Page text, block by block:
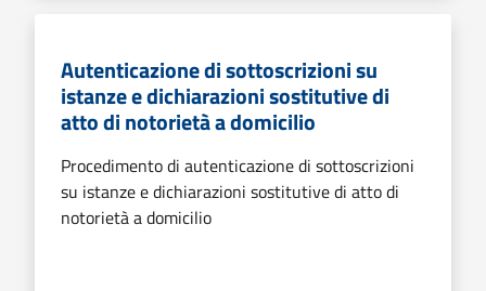
Autenticazione di sottoscrizioni su
istanze e dichiarazioni sostitutive di
atto di notorietà a domicilio
Procedimento di autenticazione di sottoscrizioni
su istanze e dichiarazioni sostitutive di atto di
notorietà a domicilio